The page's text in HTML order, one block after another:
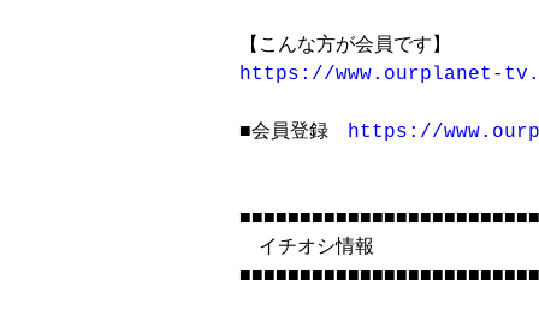
https://www.ourplanet-
■会員登録 https://
イチオシ情報